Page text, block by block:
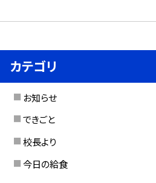
カテゴリ
お知らせ
できごと
校長より
今日の給食